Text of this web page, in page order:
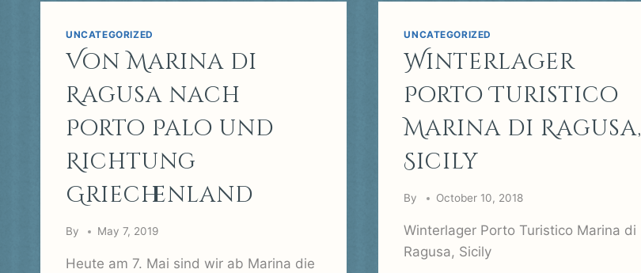
UNCATEGORIZED
Von Marina di
Ragusa nach
Porto Palo und
Richtung
Griechenland
By May 7, 2019
Heute am 7. Mai sind wir ab Marina die
UNCATEGORIZED
Winterlager
Porto Turistico
Marina di Ragusa,
Sicily
By October 10, 2018
Winterlager Porto Turistico Marina di
Ragusa, Sicily